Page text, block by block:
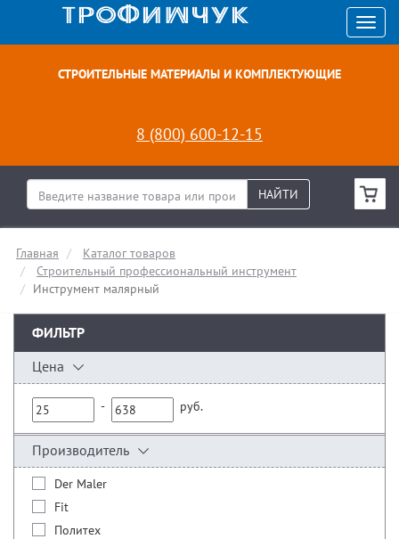
СТРОИТЕЛЬНЫЕ МАТЕРИАЛЫ И КОМПЛЕКТУЮЩИЕ
8 (800) 600-12-15
НАЙТИ
Главная
Каталог товаров
Строительный профессиональный инструмент
Инструмент малярный
ФИЛЬТР
Цена
- руб.
Производитель
Der Maler
Fit
Политех